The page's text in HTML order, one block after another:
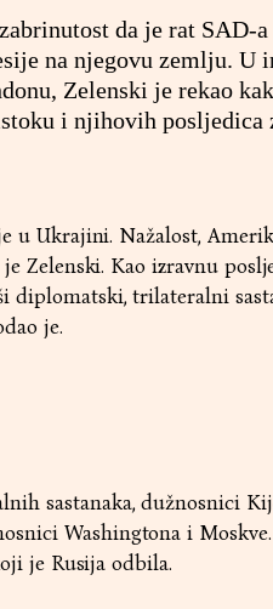
da je rat SAD-
na njegovu zemlju. U
Zelenski je rekao
i njihovih posljedica
u Ukrajini. Nažalost,
Zelenski. Kao izravnu
diplomatski, trilateralni
je.
sastanaka, dužnosnici
Washingtona i
je Rusija odbila.